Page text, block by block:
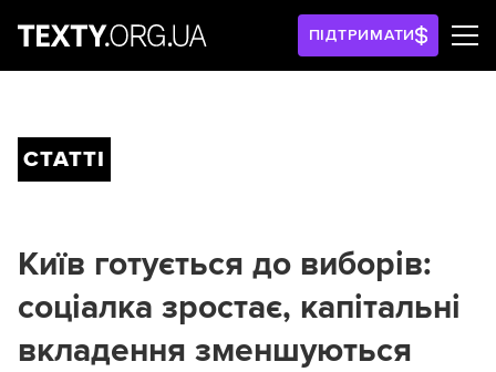
ПІДТРИМАТИ
СТАТТІ
Київ готується до виборів:
соціалка зростає, капітальні
вкладення зменшуються